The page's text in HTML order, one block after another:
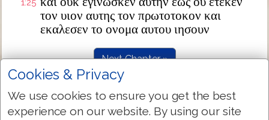
1:25
τον υιον αυτης τον πρωτοτοκον και
εκαλεσεν το ονομα αυτου ιησουν
Next Chapter »
Cookies & Privacy
We use cookies to ensure you get the best
experience on our website. By using our site